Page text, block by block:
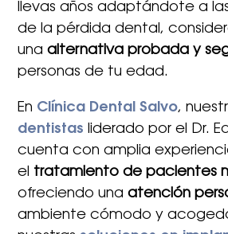
llevas años adaptándote a
de la pérdida dental,
unaalternativa probada y
personas de tu edad.
En Clínica Dental Salvo,
dentistas liderado por el Dr.
cuenta con amplia
el tratamiento de pacientes
ofreciendo unaatención
ambiente cómodo y